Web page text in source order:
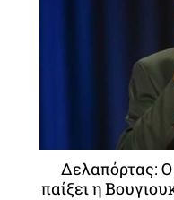
Δελαπόρτας:
παίξει η